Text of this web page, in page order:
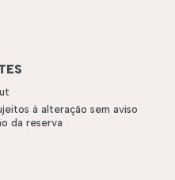
à alteração sem aviso
da reserva